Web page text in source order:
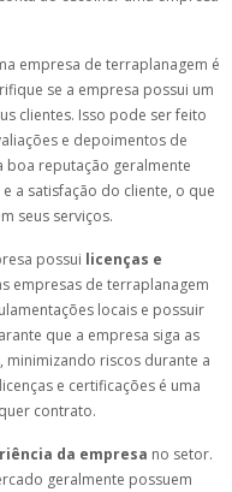
empresa de terraplanagem é
se a empresa possui um
clientes. Isso pode ser feito
e depoimentos de
boa reputação geralmente
a satisfação do cliente, o que
seus serviços.
possui licenças e
empresas de terraplanagem
locais e possuir
que a empresa siga as
minimizando riscos durante a
e certificações é uma
contrato.
da empresa no setor.
geralmente possuem